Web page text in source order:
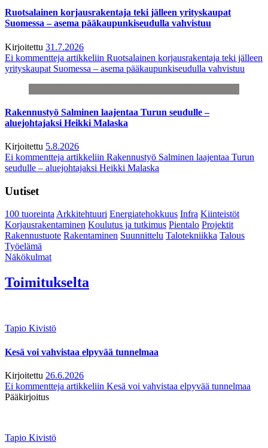
Ruotsalainen korjausrakentaja teki jälleen yrityskaupat
Suomessa – asema pääkaupunkiseudulla vahvistuu
Kirjoitettu 31.7.2026
Ei kommentteja artikkeliin Ruotsalainen korjausrakentaja teki jälleen
yrityskaupat Suomessa – asema pääkaupunkiseudulla vahvistuu
Rakennustyö Salminen laajentaa Turun seudulle –
aluejohtajaksi Heikki Malaska
Kirjoitettu 5.8.2026
Ei kommentteja artikkeliin Rakennustyö Salminen laajentaa Turun
seudulle – aluejohtajaksi Heikki Malaska
Uutiset
100 tuoreintaArkkitehtuuri Energiatehokkuus Infra Kiinteistöt
Korjausrakentaminen Koulutus ja tutkimus Pientalo Projektit
Rakennustuote Rakentaminen Suunnittelu Talotekniikka Talous
Työelämä
Näkökulmat
Toimitukselta
Tapio Kivistö
Kesä voi vahvistaa elpyvää tunnelmaa
Kirjoitettu 26.6.2026
Ei kommentteja artikkeliin Kesä voi vahvistaa elpyvää tunnelmaa
Pääkirjoitus
Tapio Kivistö